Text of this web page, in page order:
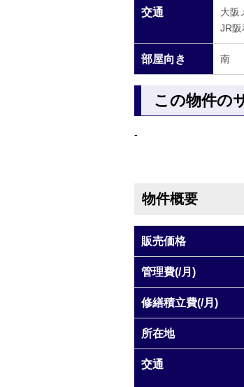
交通
大阪
JR阪
部屋向き 南
この物件の
-
物件概要
販売価格
管理費(/月)
修繕積立費(/月)
所在地
交通